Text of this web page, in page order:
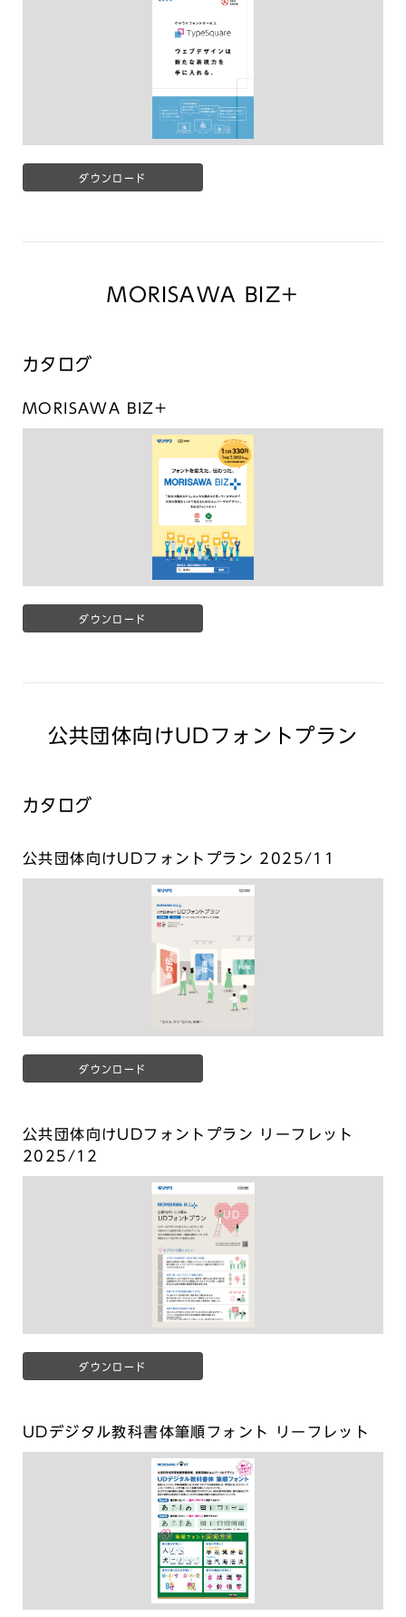
ダウンロード
MORISAWA BIZ+
カタログ
MORISAWA BIZ+
ダウンロード
公共団体向けUDフォントプラン
カタログ
公共団体向けUDフォントプラン 2025/11
ダウンロード
公共団体向けUDフォントプラン リーフレット
2025/12
ダウンロード
UDデジタル教科書体筆順フォント リーフレット